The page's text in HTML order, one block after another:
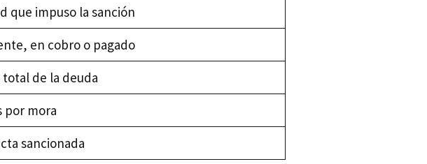
que impuso la sanción
en cobro o pagado
total de la deuda
por mora
sancionada